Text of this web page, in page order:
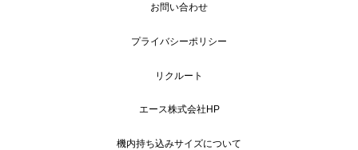
お問い合わせ
プライバシーポリシー
リクルート
エース株式会社HP
機内持ち込みサイズについて